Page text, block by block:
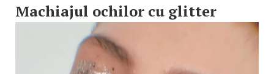
Machiajul ochilor cu glitter